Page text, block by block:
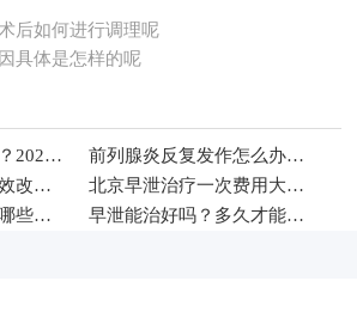
后如何进行调理呢
具体是怎样的呢
勃起功能障碍怎么治？2026年男科常见治疗方法与调理建议
前列腺炎反复发作怎么办？2026年男性科学治疗与日常护理指南
早泄如何治疗才能有效改善性生活时间
北京早泄治疗一次费用大概多少钱
前列腺炎一般需要做哪些检查项目
早泄能治好吗？多久才能恢复